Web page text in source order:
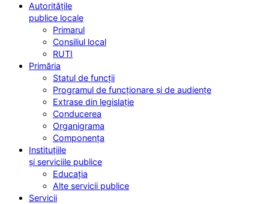
Autoritățile
publice locale
Primarul
Consiliul local
RUTI
Primăria
Statul de funcții
Programul de funcționare și de audiențe
Extrase din legislație
Conducerea
Organigrama
Componența
Instituțiile
și serviciile publice
Educația
Alte servicii publice
Servicii